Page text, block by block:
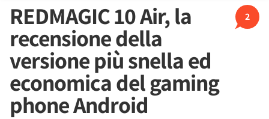
2
REDMAGIC 10 Air, la
recensione della
versione più snella ed
economica del gaming
phone Android